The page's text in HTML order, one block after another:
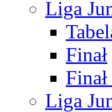
Liga
Finał
Liga